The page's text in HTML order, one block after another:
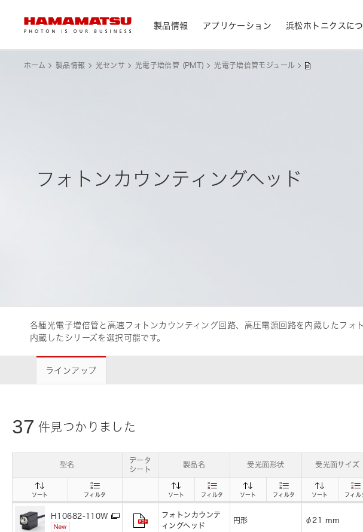
製品情報 アプリケーション 浜松ホトニクスに
製品情報トップ
レーザ
イメージセンサ
品質管理
います。
アプリケーショントップ
サポートトップ
会社情報トップ
株主・投資家情報トップ
トップメッセージ
ホーム 製品情報 光センサ 光電子増倍管 (PMT) 光電子増倍管モジュール
フォトンカウンティングヘッド
各種光電子増倍管と高速フォトンカウンティング回路、高圧電源回路を内蔵したフ
内蔵したシリーズを選択可能です。
ラインアップ
37 件見つかりました
H10682-110W
フォトンカウンテ
ィングヘッド
円形 φ21 mm
型名
データ
シート
製品名 受光面形状 受光面サイズ
ソート フィルタ ソート フィルタ ソート フィルタ ソート フィル